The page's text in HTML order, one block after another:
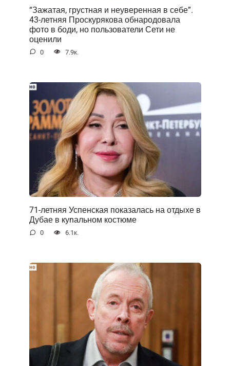
“Зажатая, грустная и неуверенная в себе”.
43-летняя Проскурякова обнародовала
фото в боди, но пользователи Сети не
оценили
0 7.9к.
71-летняя Успенская показалась на отдыхе в
Дубае в куnальном костюме
0 6.1к.